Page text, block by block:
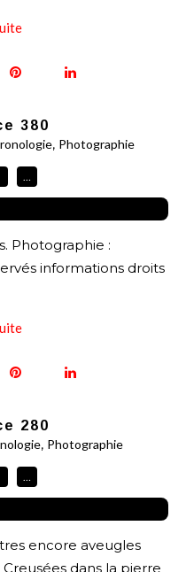
380
, Photographie
…
Photographie :
informations droits
280
, Photographie
…
encore aveugles
dans la pierre